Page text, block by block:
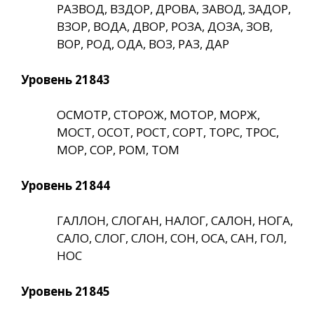
РАЗВОД, ВЗДОР, ДРОВА, ЗАВОД, ЗАДОР,
ВЗОР, ВОДА, ДВОР, РОЗА, ДОЗА, ЗОВ,
ВОР, РОД, ОДА, ВОЗ, РАЗ, ДАР
Уровень 21843
ОСМОТР, СТОРОЖ, МОТОР, МОРЖ,
МОСТ, ОСОТ, РОСТ, СОРТ, ТОРС, ТРОС,
МОР, СОР, РОМ, ТОМ
Уровень 21844
ГАЛЛОН, СЛОГАН, НАЛОГ, САЛОН, НОГА,
САЛО, СЛОГ, СЛОН, СОН, ОСА, САН, ГОЛ,
НОС
Уровень 21845